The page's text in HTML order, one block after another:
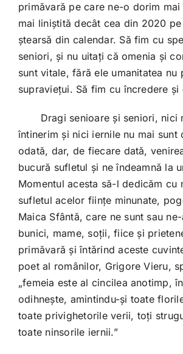
primăvară pe care ne-o dorim mai
mai liniștită decât cea din 2020
ștearsă din calendar. Să fim cu
seniori, și nu uitați că omenia și
sunt vitale, fără ele umanitatea nu
supraviețui. Să fim cu încredere și
Dragi senioare și seniori, nici
întinerim și nici iernile nu mai sunt
odată, dar, de fiecare dată,
bucură sufletul și ne îndeamnă la
Momentul acesta să-l dedicăm cu
sufletul acelor ființe minunate,
Maica Sfântă, care ne sunt sau
bunici, mame, soții, fiice și
primăvară și întărind aceste
poet al românilor, Grigore Vieru,
„femeia este al cincilea anotimp,
odihnește, amintindu-și toate
toate privighetorile verii, toți
toate ninsorile iernii.”